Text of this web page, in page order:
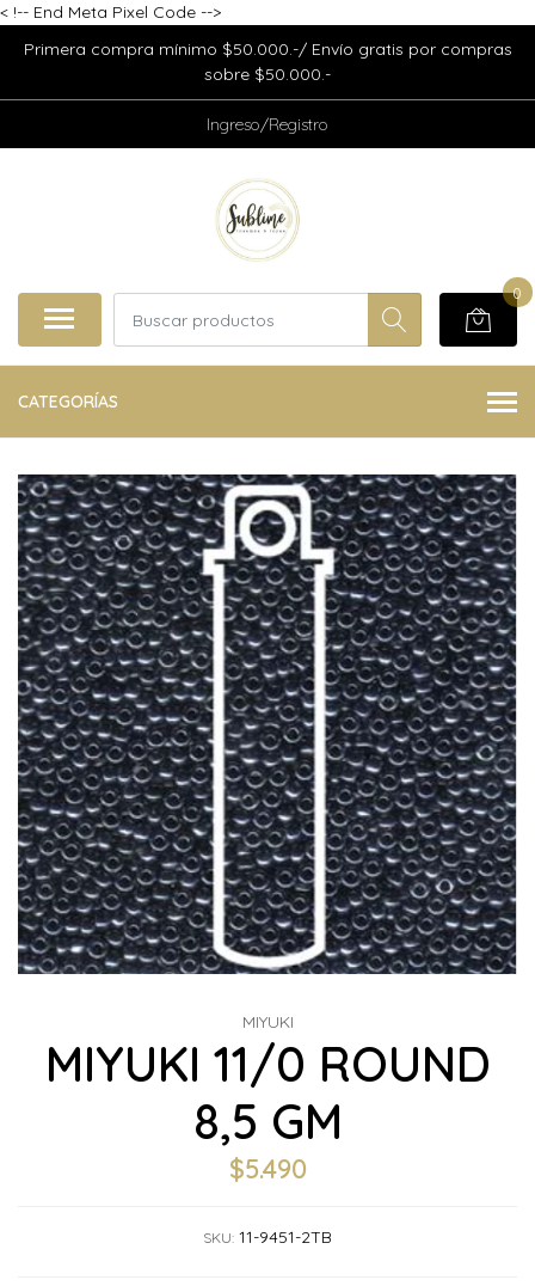
< !-- End Meta Pixel Code -->
Primera compra mínimo $50.000.-/ Envío gratis por compras
sobre $50.000.-
Ingreso/Registro
0
CATEGORÍAS
MIYUKI
MIYUKI 11/0 ROUND
8,5 GM
$5.490
SKU: 11-9451-2TB